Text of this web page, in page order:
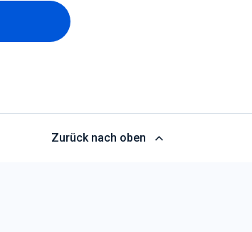
Zurück nach oben